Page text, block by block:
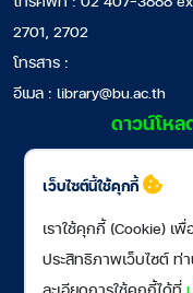
เว็บไซต์นี้ใช้คุกกี้
เราใช้คุกกี้ (Cookie) เ
ประสิทธิภาพเว็บไซต์ ท่
2701, 2702
โทรสาร :
อีเมล : library@bu.ac.th
ดาวน์โห